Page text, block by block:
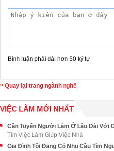
Bình luận phải dài hơn 50 ký tự
Quay lại trang ngành nghề
VIỆC LÀM MỚI NHẤT
Tìm Việc Làm Giúp Việc Nhà